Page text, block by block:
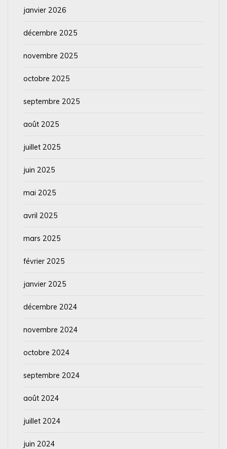
janvier 2026
décembre 2025
novembre 2025
octobre 2025
septembre 2025
août 2025
juillet 2025
juin 2025
mai 2025
avril 2025
mars 2025
février 2025
janvier 2025
décembre 2024
novembre 2024
octobre 2024
septembre 2024
août 2024
juillet 2024
juin 2024